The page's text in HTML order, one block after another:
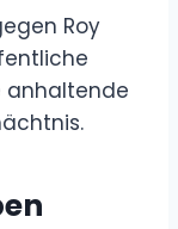
Roy
anhaltende